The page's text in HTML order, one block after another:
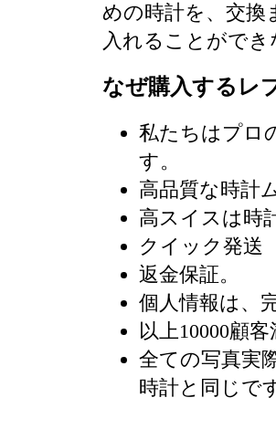
めの時計を、交換
入れることがで
なぜ購入するレ
私たちはプロ
す。
高品質な時計
高スイスは時
クイック発送
返金保証。
個人情報は、
以上10000顧
全ての写真実
時計と同じで